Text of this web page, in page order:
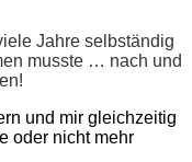
Jahre selbständig
musste … nach und
und mir gleichzeitig
oder nicht mehr